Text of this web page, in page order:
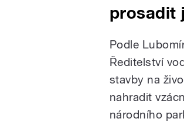
prosadit
Podle
Ředitelství
stavby na
nahradit
národního